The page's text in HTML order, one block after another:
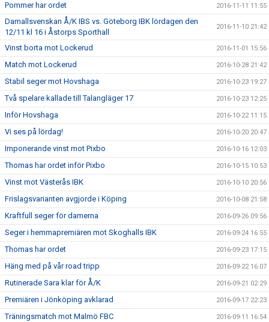
Pommer har ordet 2016-11-11 11:55
Damallsvenskan Å/K IBS vs. Göteborg IBK lördagen den
12/11 kl 16 i Åstorps Sporthall
2016-11-10 21:42
Vinst borta mot Lockerud 2016-11-01 15:56
Match mot Lockerud 2016-10-28 21:42
Stabil seger mot Hovshaga 2016-10-23 19:27
Två spelare kallade till Talangläger 17 2016-10-23 12:25
Inför Hovshaga 2016-10-22 11:15
Vi ses på lördag! 2016-10-20 20:47
Imponerande vinst mot Pixbo 2016-10-16 12:03
Thomas har ordet inför Pixbo 2016-10-15 10:53
Vinst mot Västerås IBK 2016-10-10 20:56
Frislagsvarianten avgjorde i Köping 2016-10-08 21:58
Kraftfull seger för damerna 2016-09-26 09:56
Seger i hemmapremiären mot Skoghalls IBK 2016-09-24 16:55
Thomas har ordet 2016-09-23 17:15
Häng med på vår road tripp 2016-09-22 16:07
Rutinerade Sara klar för Å/K 2016-09-21 02:29
Premiären i Jönköping avklarad 2016-09-17 22:23
Träningsmatch mot Malmö FBC 2016-09-11 16:54